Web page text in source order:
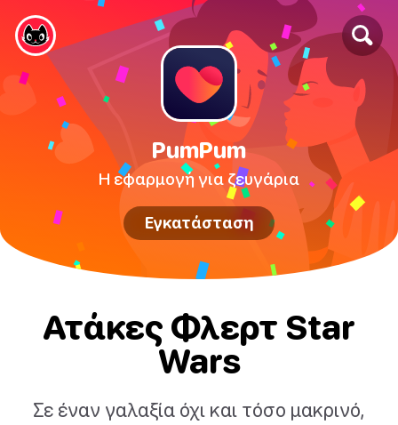
PumPum
Η εφαρμογή για ζευγάρια
Εγκατάσταση
Ατάκες Φλερτ Star
Wars
Σε έναν γαλαξία όχι και τόσο μακρινό,